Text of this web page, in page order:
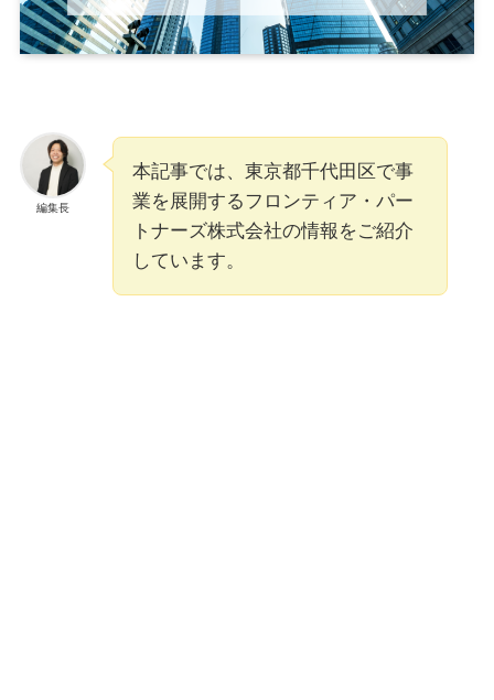
編集長
本記事では、東京都千代田区で事
業を展開するフロンティア・パー
トナーズ株式会社の情報をご紹介
しています。